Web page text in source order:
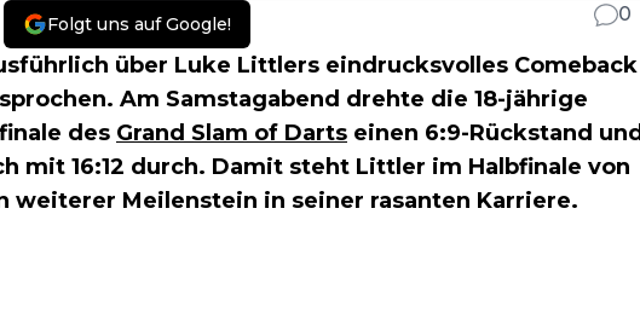
Folgt uns auf Google! 0
über Luke Littlers eindrucksvolles Comeback
Am Samstagabend drehte die 18-jährige
des Grand Slam of Darts einen 6:9-Rückstand und
mit 16:12 durch. Damit steht Littler im Halbfinale von
weiterer Meilenstein in seiner rasanten Karriere.